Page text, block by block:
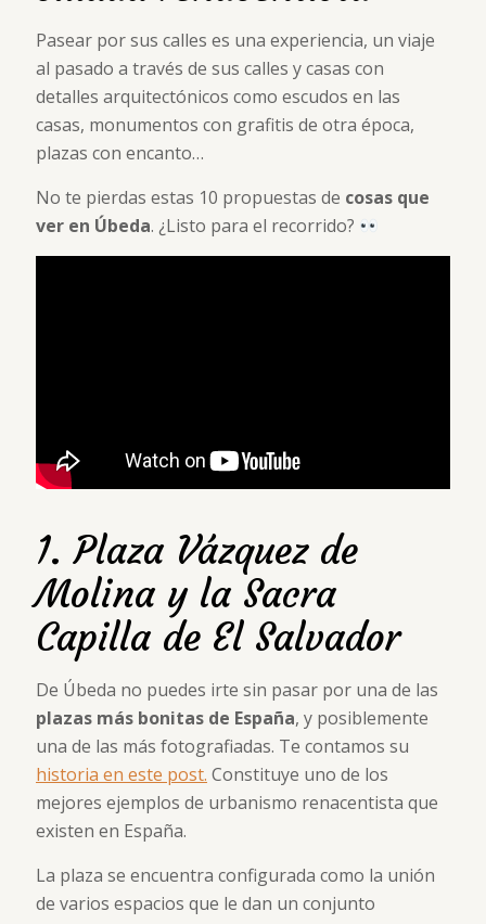
Pasear por sus calles es una experiencia, un viaje
al pasado a través de sus calles y casas con
detalles arquitectónicos como escudos en las
casas, monumentos con grafitis de otra época,
plazas con encanto…
No te pierdas estas 10 propuestas de cosas que
ver en Úbeda. ¿Listo para el recorrido?
1. Plaza Vázquez de
Molina y la Sacra
Capilla de El Salvador
De Úbeda no puedes irte sin pasar por una de las
plazas más bonitas de España, y posiblemente
una de las más fotografiadas. Te contamos su
historia en este post. Constituye uno de los
mejores ejemplos de urbanismo renacentista que
existen en España.
La plaza se encuentra configurada como la unión
de varios espacios que le dan un conjunto